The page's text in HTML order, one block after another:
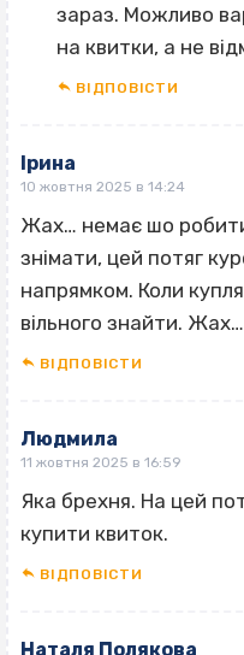
зараз. Можливо
на квитки, а не
ВІДПОВІCТИ
Ірина
10 жовтня 2025 в 14:24
Жах… немає шо
знімати, цей потяг
напрямком. Коли
вільного знайти. Жах…
ВІДПОВІCТИ
Людмила
11 жовтня 2025 в 16:59
Яка брехня. На цей
купити квиток.
ВІДПОВІCТИ
Наталя Полякова